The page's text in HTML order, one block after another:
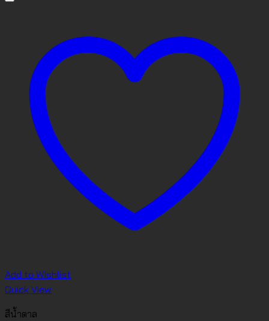
Add to Wishlist
Quick View
สีน้ำตาล